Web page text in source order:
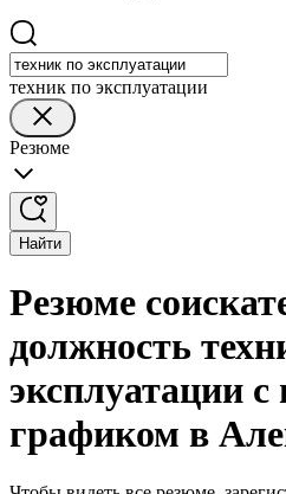
техник по эксплуатации
Резюме
Найти
Резюме
должность
эксплуатации
графиком в